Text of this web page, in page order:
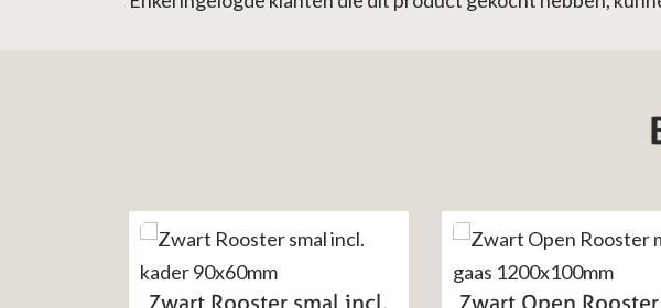
Zwart Rooster smal incl.
Zwart Open